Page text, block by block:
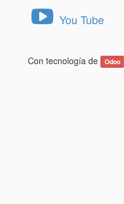
You Tube
Con tecnología de Odoo